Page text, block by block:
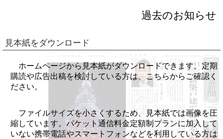
過去のお知らせ
見本紙をダウンロード
ホームページから見本紙がダウンロードできます。定期
購読や広告出稿を検討している方は、こちらからご確認く
ださい。
ファイルサイズを小さくするため、見本紙では画像を圧
縮しています。パケット通信料金定額制プランに加入して
いない携帯電話やスマートフォンなどを利用している方は